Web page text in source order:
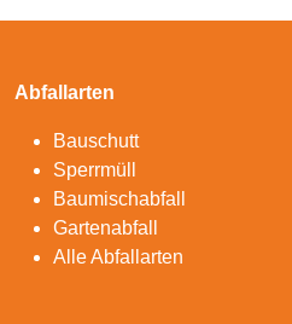
Abfallarten
Bauschutt
Sperrmüll
Baumischabfall
Gartenabfall
Alle Abfallarten